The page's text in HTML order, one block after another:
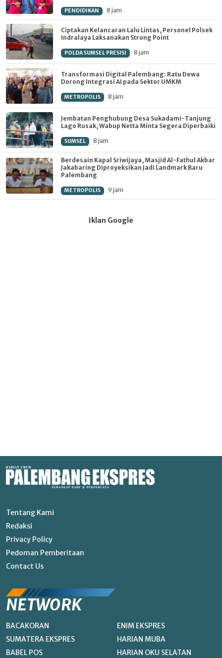
PENDIDIKAN 8 jam
Ciptakan Kelancaran Lalu Lintas, Personel Polsek
Indralaya Laksanakan Strong Point
POLDA SUMSEL PRESISI 8 jam
Transformasi Digital Palembang: Ratu Dewa
Dorong Integrasi AI pada Sektor UMKM
METROPOLIS 8 jam
Jembatan Penghubung Desa Sukadami-Tanjung
Lago Rusak, Wabup Netta Minta Segera Diperbaiki
SUMSEL 8 jam
Berdesain Kapal Sriwijaya, Masjid Al-Fathul Akbar
Jakabaring Diproyeksikan Jadi Landmark Baru
Palembang
METROPOLIS 9 jam
Iklan Google
Tentang Kami
Redaksi
Privacy Policy
Pedoman Pemberitaan
Contact Us
NETWORK
BACAKORAN
SUMATERA EKSPRES
BABEL POS
ENIM EKSPRES
HARIAN MUBA
HARIAN OKU SELATAN